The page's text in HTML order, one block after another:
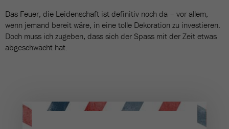
Das Feuer, die Leidenschaft ist definitiv noch da – vor allem,
wenn jemand bereit wäre, in eine tolle Dekoration zu investieren.
Doch muss ich zugeben, dass sich der Spass mit der Zeit etwas
abgeschwächt hat.